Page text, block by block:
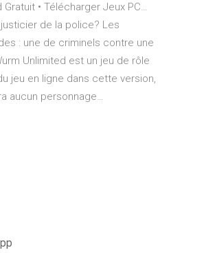
Gratuit • Télécharger Jeux PC…
de la police? Les
: une de criminels contre une
Unlimited est un jeu de rôle
jeu en ligne dans cette version,
aucun personnage…